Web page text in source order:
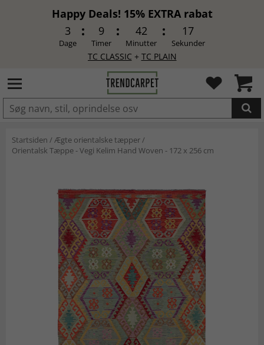
Happy Deals! 15% EXTRA rabat
3
Dage
9
Timer
42
Minutter
16
Sekunder
TC CLASSIC + TC PLAIN
LAGT I INDKØBSKURVEN.
Startsiden /Ægte orientalske tæpper/
Orientalsk Tæppe - Vegi Kelim Hand Woven - 172 x 256 cm